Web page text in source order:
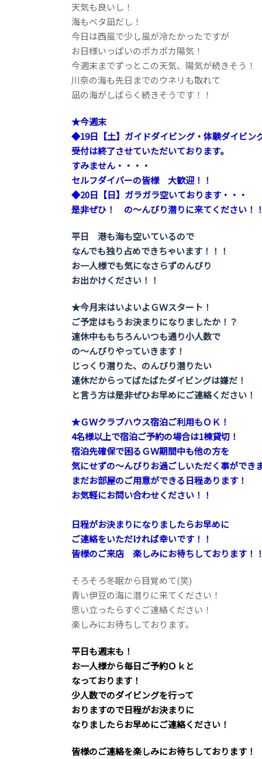
天気も良いし！
海もベタ凪だし！
今日は西風で少し風が冷たかったですが
お日様いっぱいのポカポカ陽気！
今週末までずっとこの天気、陽気が続きそう！
川奈の海も先日までのウネリも取れて
凪の海がしばらく続きそうです！！
★今週末
◆19日【土】ガイドダイビング・体験ダイビン
受付は終了させていただいております。
すみません・・・・
セルフダイバーの皆様 大歓迎！！
◆20日【日】ガラガラ空いております・・・
是非ぜひ！ の～んびり潜りに来てください！！
平日 港も海も空いているので
なんでも独り占めできちゃいます！！！
お一人様でも気になさらずのんびり
お出かけください！！
★今月末はいよいよＧＷスタート！
ご予定はもうお決まりになりましたか！？
連休中ももちろんいつも通り小人数で
の～んびりやっていきます！
じっくり潜りた、のんびり潜りたい
連休だからってばたばたダイビングは嫌だ！
と言う方は是非ぜひお早めにご連絡ください！
★ＧＷクラブハウス宿泊ご利用もＯＫ！
4名様以上で宿泊ご予約の場合は1棟貸切！
宿泊先確保で困るＧＷ期間中も他の方を
気にせずの～んびりお過ごしいただく事ができ
まだお部屋のご用意ができる日程あります！
お気軽にお問い合わせください！！
日程がお決まりになりましたらお早めに
ご連絡をいただければ幸いです！！
皆様のご来店 楽しみにお待ちしております！！
そろそろ冬眠から目覚めて(笑)
青い伊豆の海に潜りに来てください！
思い立ったらすぐご連絡ください！
楽しみにお待ちしております。
平日も週末も！
お一人様から毎日ご予約Ｏｋと
なっております！
少人数でのダイビングを行って
おりますので日程がお決まりに
なりましたらお早めにご連絡ください！
皆様のご連絡を楽しみにお待ちしております！